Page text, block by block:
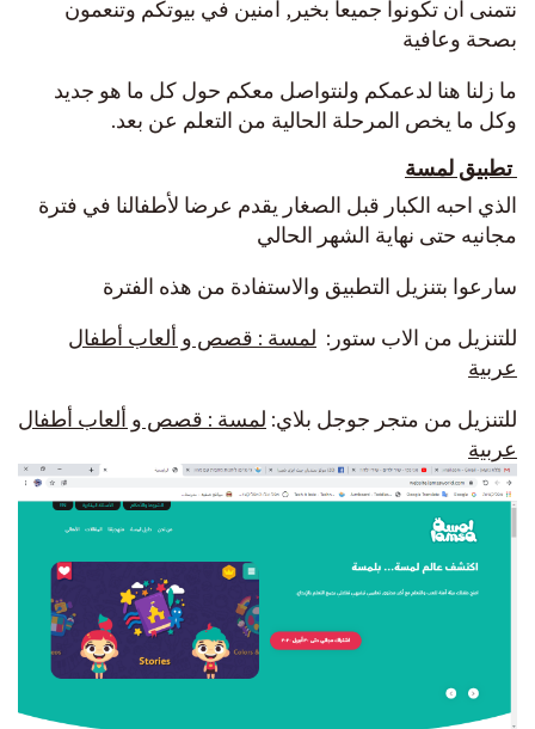
نتمنى ان تكونوا جميعا بخير, آمنين في بيوتكم وتنعمون
بصحة وعافية
ما زلنا هنا لدعمكم ولنتواصل معكم حول كل ما هو جديد
وكل ما يخص المرحلة الحالية من التعلم عن بعد.
تطبيق لمسة
الذي احبه الكبار قبل الصغار يقدم عرضا لأطفالنا في فترة
مجانيه حتى نهاية الشهر الحالي
سارعوا بتنزيل التطبيق والاستفادة من هذه الفترة
للتنزيل من الاب ستور: لمسة : قصص و ألعاب أطفال
عربية
للتنزيل من متجر جوجل بلاي: لمسة : قصص و ألعاب أطفال
عربية